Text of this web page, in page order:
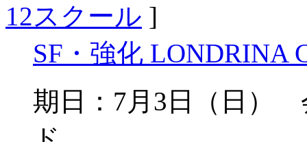
12スクール ]
SF・強化 LONDRINA
期日：7月3日（日）